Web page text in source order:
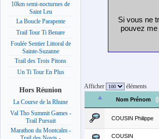
10km semi-nocturnes de
Saint Leu
La Boucle Parapente
Trail Tour Ti Benare
Foulée Sentier Littoral de
Sainte-Suzanne
Trail des Trois Pitons
Un Ti Tour En Plus
Hors Réunion
La Course de la Rhune
Val Tho Summit Games -
Trail Pursuit
Marathon du Montcalm -
Trail des Novis -
Si vous ne
pouvez me
Afficher éléments
Nom Prénom
COUSIN Philippe
COUSIN